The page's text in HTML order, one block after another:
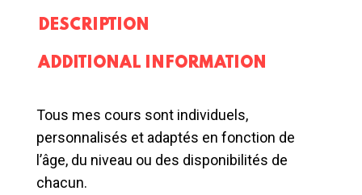
DESCRIPTION
ADDITIONAL INFORMATION
Tous mes cours sont individuels,
personnalisés et adaptés en fonction de
l’âge, du niveau ou des disponibilités de
chacun.